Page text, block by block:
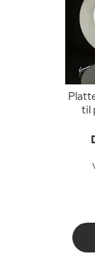
til